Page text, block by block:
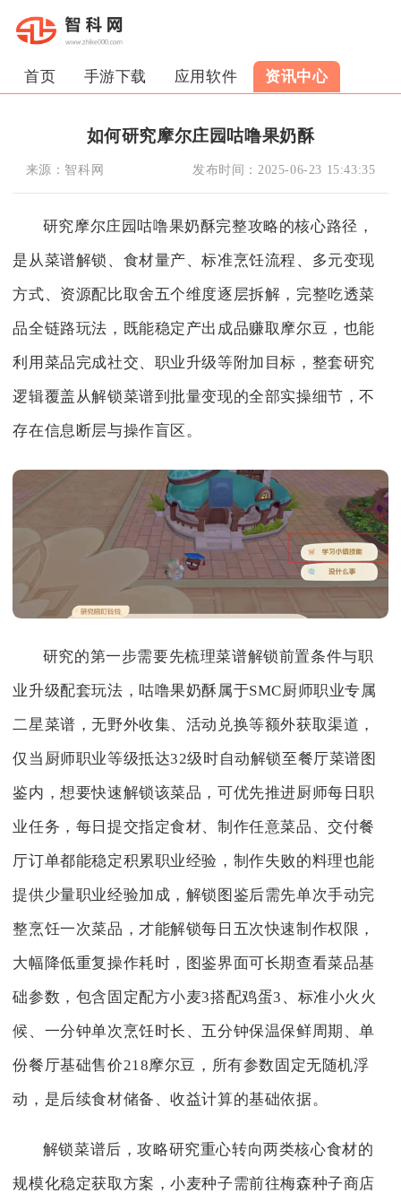
首页 手游下载 应用软件 资讯中心
如何研究摩尔庄园咕噜果奶酥
来源： 智科网 发布时间： 2025-06-23 15:43:35
研究摩尔庄园咕噜果奶酥完整攻略的核心路径，
是从菜谱解锁、食材量产、标准烹饪流程、多元变现
方式、资源配比取舍五个维度逐层拆解，完整吃透菜
品全链路玩法，既能稳定产出成品赚取摩尔豆，也能
利用菜品完成社交、职业升级等附加目标，整套研究
逻辑覆盖从解锁菜谱到批量变现的全部实操细节，不
存在信息断层与操作盲区。
研究的第一步需要先梳理菜谱解锁前置条件与职
业升级配套玩法，咕噜果奶酥属于SMC厨师职业专属
二星菜谱，无野外收集、活动兑换等额外获取渠道，
仅当厨师职业等级抵达32级时自动解锁至餐厅菜谱图
鉴内，想要快速解锁该菜品，可优先推进厨师每日职
业任务，每日提交指定食材、制作任意菜品、交付餐
厅订单都能稳定积累职业经验，制作失败的料理也能
提供少量职业经验加成，解锁图鉴后需先单次手动完
整烹饪一次菜品，才能解锁每日五次快速制作权限，
大幅降低重复操作耗时，图鉴界面可长期查看菜品基
础参数，包含固定配方小麦3搭配鸡蛋3、标准小火火
候、一分钟单次烹饪时长、五分钟保温保鲜周期、单
份餐厅基础售价218摩尔豆，所有参数固定无随机浮
动，是后续食材储备、收益计算的基础依据。
解锁菜谱后，攻略研究重心转向两类核心食材的
规模化稳定获取方案，小麦种子需前往梅森种子商店